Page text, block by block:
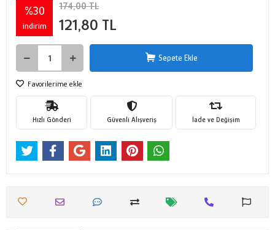
%30
indirim
174,00 TL
121,80 TL
Sepete Ekle
Favorilerime ekle
Hızlı Gönderi Güvenli Alışveriş İade ve Değişim